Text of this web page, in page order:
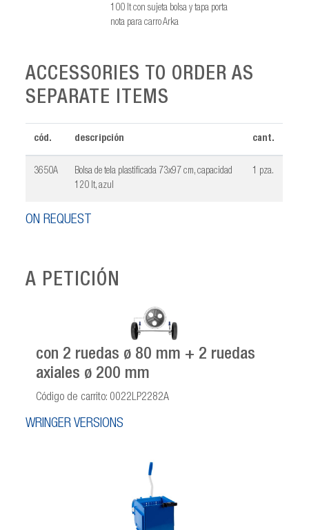
100 lt con sujeta bolsa y tapa porta
nota para carro Arka
ACCESSORIES TO ORDER AS
SEPARATE ITEMS
cód. descripción cant.
3650A
Bolsa de tela plastificada 73x97 cm, capacidad
120 lt, azul
1 pza.
ON REQUEST
A PETICIÓN
con 2 ruedas ø 80 mm + 2 ruedas
axiales ø 200 mm
Código de carrito: 0022LP2282A
WRINGER VERSIONS